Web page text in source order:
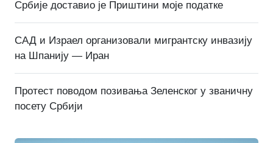
Србије доставио је Приштини моје податке
САД и Израел организовали мигрантску инвазију
на Шпанију — Иран
Протест поводом позивања Зеленског у званичну
посету Србији